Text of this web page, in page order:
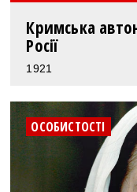
Кримська
Росії
1921
ОСОБИСТОСТІ